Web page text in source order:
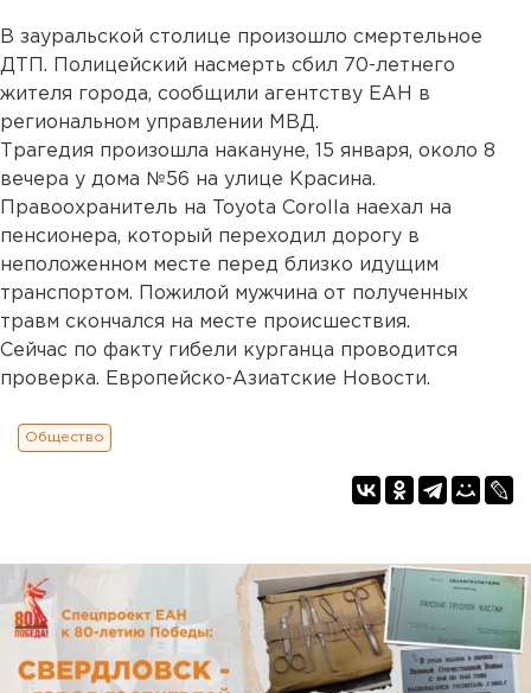
В зауральской столице произошло смертельное
ДТП. Полицейский насмерть сбил 70-летнего
жителя города, сообщили агентству ЕАН в
региональном управлении МВД.
Трагедия произошла накануне, 15 января, около 8
вечера у дома №56 на улице Красина.
Правоохранитель на Toyota Corolla наехал на
пенсионера, который переходил дорогу в
неположенном месте перед близко идущим
транспортом. Пожилой мужчина от полученных
травм скончался на месте происшествия.
Сейчас по факту гибели курганца проводится
проверка. Европейско-Азиатские Новости.
Общество